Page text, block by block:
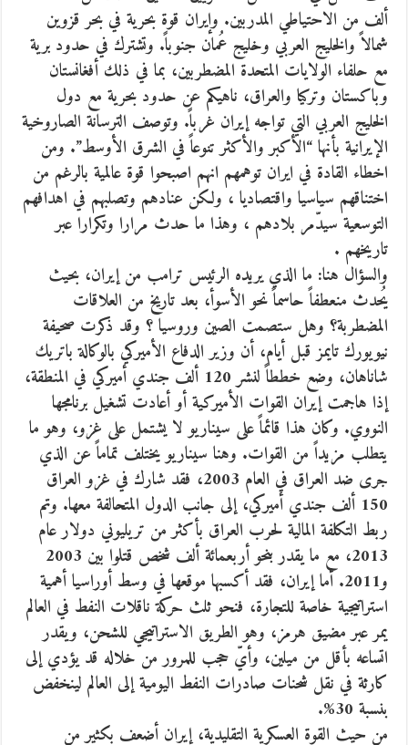
ألف من الاحتياطي المدربين. وإيران قوة بحرية في بحر قزوين
شمالاً والخليج العربي وخليج عُمان جنوباً. وتشترك في حدود برية
مع حلفاء الولايات المتحدة المضطربين، بما في ذلك أفغانستان
وباكستان وتركيا والعراق، ناهيكم عن حدود بحرية مع دول
الخليج العربي التي تواجه إيران غرباً. وتوصف الترسانة الصاروخية
الإيرانية بأنها “الأكبر والأكثر تنوعاً في الشرق الأوسط”. ومن
اخطاء القادة في ايران توهمهم انهم اصبحوا قوة عالمية بالرغم من
اختناقهم سياسيا واقتصاديا ، ولكن عنادهم وتصلبهم في اهدافهم
التوسعية سيدّمر بلادهم ، وهذا ما حدث مرارا وتكرارا عبر
تاريخهم .
والسؤال هنا: ما الذي يريده الرئيس ترامب من إيران، بحيث
يُحدث منعطفاً حاسماً نحو الأسوأ، بعد تاريخ من العلاقات
المضطربة؟ وهل ستصمت الصين وروسيا ؟ وقد ذكرت صحيفة
نيويورك تايمز قبل أيام، أن وزير الدفاع الأميركي بالوكالة باتريك
شاناهان، وضع خططاً لنشر 120 ألف جندي أميركي في المنطقة،
إذا هاجمت إيران القوات الأميركية أو أعادت تشغيل برنامجها
النووي. وكان هذا قائماً على سيناريو لا يشتمل على غزو، وهو ما
يتطلب مزيداً من القوات. وهنا سيناريو يختلف تماماً عن الذي
جرى ضد العراق في العام 2003، فقد شارك في غزو العراق
150 ألف جندي أميركي، إلى جانب الدول المتحالفة معها. وتم
ربط التكلفة المالية لحرب العراق بأكثر من تريليوني دولار عام
2013، مع ما يقدر بنحو أربعمائة ألف شخص قتلوا بين 2003
و2011. أما إيران، فقد أكسبها موقعها في وسط أوراسيا أهمية
استراتيجية خاصة للتجارة، فنحو ثلث حركة ناقلات النفط في العالم
يمر عبر مضيق هرمز، وهو الطريق الاستراتيجي للشحن، ويقدر
اتساعه بأقل من ميلين، وأيّ حجب للمرور من خلاله قد يؤدي إلى
كارثة في نقل شحنات صادرات النفط اليومية إلى العالم لينخفض
بنسبة 30%.
من حيث القوة العسكرية التقليدية، إيران أضعف بكثير من